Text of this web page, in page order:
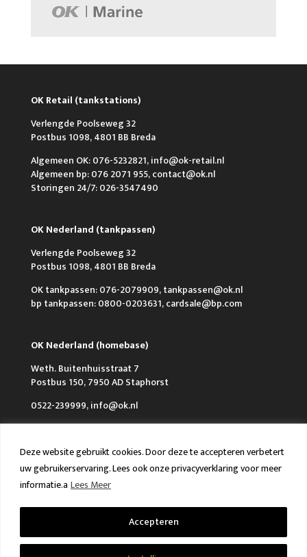
Deze website gebruikt cookies. Door deze te accepteren verbetert
uw gebruikerservaring. Lees ook onze privacyverklaring voor meer
informatie.a Lees Meer
Accepteren
OK Retail (tankstations)
Verlengde Poolseweg 32
Postbus 1098, 4801 BB Breda
Algemeen OK: 076-5232821, info@ok-retail.nl
Algemeen bp: 076 2071 955, contact@ok.nl
Storingen 24/7: 026-3547490
OK Nederland (tankpassen)
Verlengde Poolseweg 32
Postbus 1098, 4801 BB Breda
OK tankpassen: 076-2079909, tankpassen@ok.nl
bp tankpassen: 0800-0203631, cardsale@bp.com
OK Nederland (homebase)
Weth. Buitenhuisstraat 7
Postbus 150, 7950 AD Staphorst
0522-239999, info@ok.nl
Over OK
FAQ en Contact
VCA & ISO
Algemene voorwaarden
Privacy policy